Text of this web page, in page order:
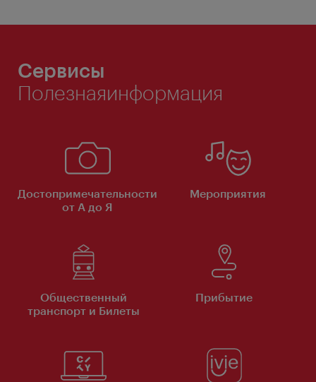
Сервисы
Полезнаяинформация
Достопримечательности
от А до Я
Мероприятия
Общественный
транспорт и Билеты
Прибытие